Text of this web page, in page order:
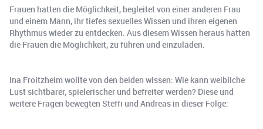
Frauen hatten die Möglichkeit, begleitet von einer anderen Frau
und einem Mann, ihr tiefes sexuelles Wissen und ihren eigenen
Rhythmus wieder zu entdecken. Aus diesem Wissen heraus hatten
die Frauen die Möglichkeit, zu führen und einzuladen.
Ina Froitzheim wollte von den beiden wissen: Wie kann weibliche
Lust sichtbarer, spielerischer und befreiter werden? Diese und
weitere Fragen bewegten Steffi und Andreas in dieser Folge: